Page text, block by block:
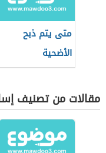
متى يتم ذبح
الأضحية
مقالات من تصنيف